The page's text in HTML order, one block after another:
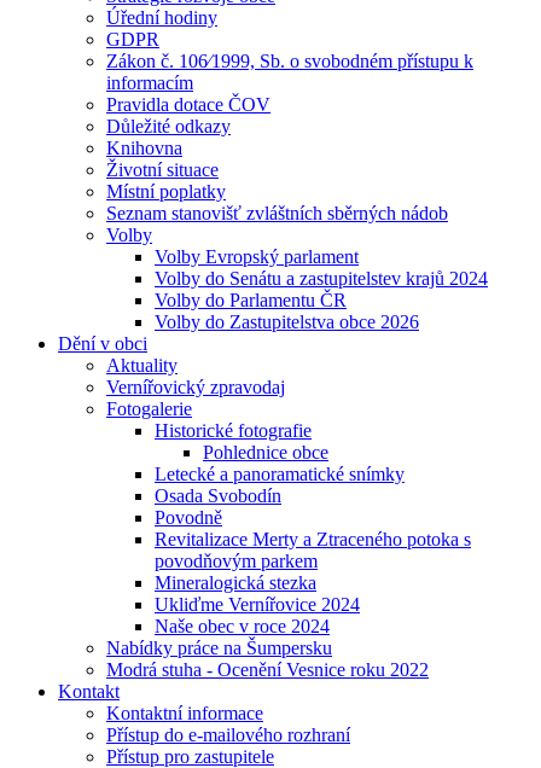
Úřední hodiny
GDPR
Zákon č. 106⁄1999, Sb. o svobodném přístupu k
informacím
Pravidla dotace ČOV
Důležité odkazy
Knihovna
Životní situace
Místní poplatky
Seznam stanovišť zvláštních sběrných nádob
Volby
Volby Evropský parlament
Volby do Senátu a zastupitelstev krajů 2024
Volby do Parlamentu ČR
Volby do Zastupitelstva obce 2026
Dění v obci
Aktuality
Vernířovický zpravodaj
Fotogalerie
Historické fotografie
Pohlednice obce
Letecké a panoramatické snímky
Osada Svobodín
Povodně
Revitalizace Merty a Ztraceného potoka s
povodňovým parkem
Mineralogická stezka
Ukliďme Vernířovice 2024
Naše obec v roce 2024
Nabídky práce na Šumpersku
Modrá stuha - Ocenění Vesnice roku 2022
Kontakt
Kontaktní informace
Přístup do e-mailového rozhraní
Přístup pro zastupitele